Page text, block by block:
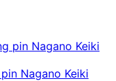
Nagano Keiki